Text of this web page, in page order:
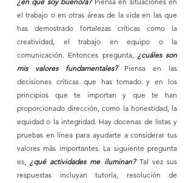
el trabajo o en otras áreas de la vida en las que
has demostrado fortalezas críticas como la
creatividad, el trabajo en equipo o la
comunicación. Entonces pregunta, ¿cuáles son
mis valores fundamentales? Piensa en las
decisiones críticas que has tomado y en los
principios que te importan y que te han
proporcionado dirección, como la honestidad, la
equidad o la integridad. Hay docenas de listas y
pruebas en línea para ayudarte a considerar tus
valores más importantes. La siguiente pregunta
es, ¿qué actividades me iluminan? Tal vez sus
respuestas incluyan tutoría, resolución de